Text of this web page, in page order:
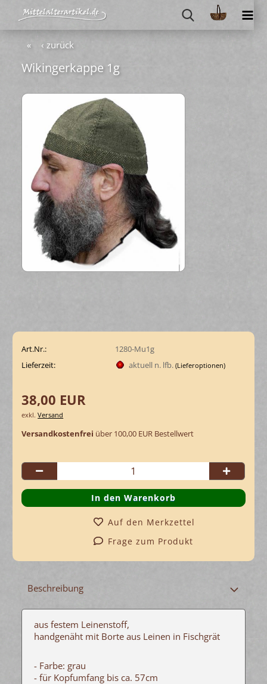
« ‹ zurück
Wi­kin­ger­kap­pe 1g
Art.Nr.:
1280-Mu1g
Lieferzeit:
aktuell n. lfb. (Lieferoptionen)
38,00 EUR
exkl.Versand
Versandkostenfrei über 100,00 EUR Bestellwert
Auf den Merkzettel
Frage zum Produkt
Beschreibung
aus festem Leinenstoff,
handgenäht mit Borte aus Leinen in Fischgrät
- Farbe: grau
- für Kopfumfang bis ca. 57cm